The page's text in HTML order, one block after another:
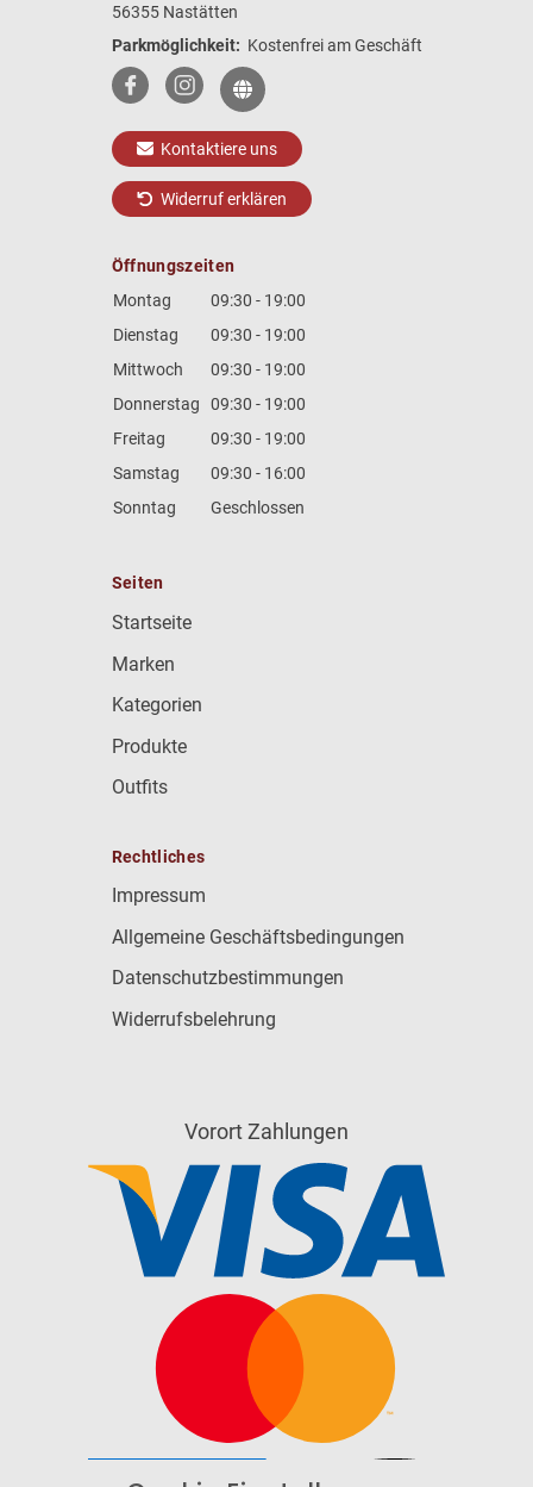
56355 Nastätten
Parkmöglichkeit: Kostenfrei am Geschäft
Kontaktiere uns
Widerruf erklären
Öffnungszeiten
Montag
09:30 - 19:00
Dienstag
09:30 - 19:00
Mittwoch
09:30 - 19:00
Donnerstag
09:30 - 19:00
Freitag
09:30 - 19:00
Samstag
09:30 - 16:00
Sonntag
Geschlossen
Seiten
Startseite
Marken
Kategorien
Produkte
Outfits
Rechtliches
Impressum
Allgemeine Geschäftsbedingungen
Datenschutzbestimmungen
Widerrufsbelehrung
Vorort Zahlungen